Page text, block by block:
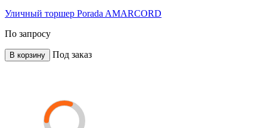
Уличный торшер Porada AMARCORD
По запросу
В корзину Под заказ